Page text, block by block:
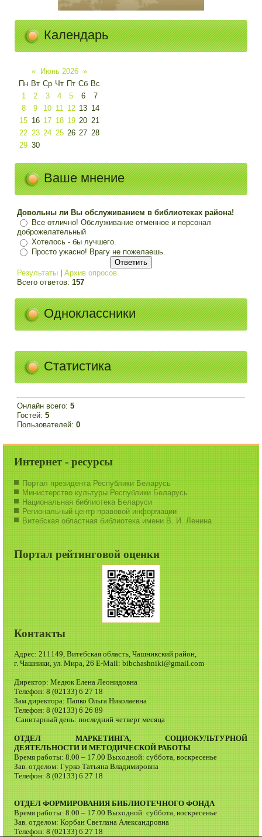
Календарь
« Июнь 2026 »
Пн Вт Ср Чт Пт Сб Вс
1
2 3 4 5 6
7
8
9 10 11 12 13 14
15 16 17 18 19 20 21
22 23 24 25 26 27 28
29 30
Ваше мнение
Довольны ли Вы обслуживанием в библиотеках района!
Все отлично! Обслуживание отменное и персонал
доброжелательный
Хотелось - бы лучшего.
Просто ужасно! Врагу не пожелаешь.
Результаты |Архив опросов
Всего ответов:157
Одноклассники
Статистика
Онлайн всего:5
Гостей:5
Пользователей:0
Интернет - ресурсы
Портал президента Республики Беларусь
Министерство культуры Республики Беларусь
Национальная библиотека Беларуси
Региональный центр правовой информации
Витебская областная библиотека имени В. И. Ленина
Портал рейтинговой оценки
Контакты
Адрес: 211149, Витебская область, Чашникский район,
г. Чашники, ул. Мира, 26 E-Mail: bibchashniki@gmail.com
Директор: Медюк Елена Леонидовна
Телефон: 8 (02133) 6 27 18
Зам.директора: Папко Ольга Николаевна
Телефон: 8 (02133) 6 26 89
Санитарный день: последний четверг месяца
ОТДЕЛ МАРКЕТИНГА, СОЦИОКУЛЬТУРНОЙ
ДЕЯТЕЛЬНОСТИ И МЕТОДИЧЕСКОЙ РАБОТЫ
Время работы: 8.00 – 17.00 Выходной: суббота, воскресенье
Зав. отделом: Гурко Татьяна Владимировна
Телефон: 8 (02133) 6 27 18
ОТДЕЛ ФОРМИРОВАНИЯ БИБЛИОТЕЧНОГО ФОНДА
Время работы: 8.00 – 17.00 Выходной: суббота, воскресенье
Зав. отделом: Корбан Светлана Александровна
Телефон: 8 (02133) 6 27 18